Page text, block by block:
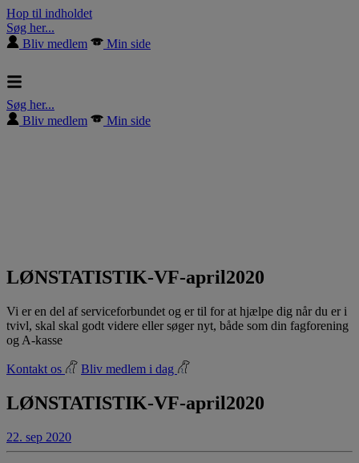
Hop til indholdet
Søg her...
Bliv medlem
Min side
Søg her...
Bliv medlem
Min side
LØNSTATISTIK-VF-april2020
Vi er en del af serviceforbundet og er til for at hjælpe dig når du er i
tvivl, skal skal godt videre eller søger nyt, både som din fagforening
og A-kasse
Kontakt os Bliv medlem i dag
LØNSTATISTIK-VF-april2020
22. sep 2020